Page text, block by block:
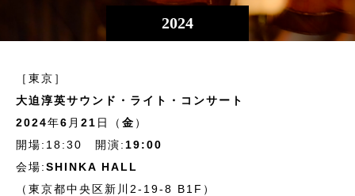
2024
［東京］
大迫淳英サウンド・ライト・コンサート
2024年6 月 21 日（ 金 ）
開場:18:30 開演: 19:00
会場:SHINKA HALL
（東京都中央区新川2-19-8 B1F）